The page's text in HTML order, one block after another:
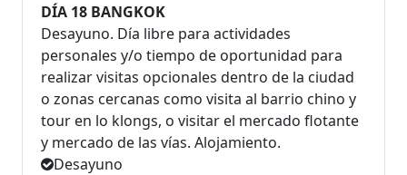
DÍA 18 BANGKOK
Desayuno. Día libre para actividades
personales y/o tiempo de oportunidad para
realizar visitas opcionales dentro de la ciudad
o zonas cercanas como visita al barrio chino y
tour en lo klongs, o visitar el mercado flotante
y mercado de las vías. Alojamiento.
Desayuno